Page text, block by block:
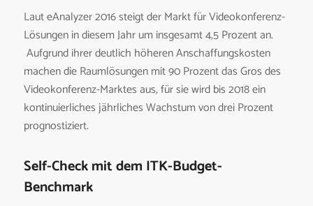
Laut eAnalyzer 2016 steigt der Markt für Videokonferenz-
Lösungen in diesem Jahr um insgesamt 4,5 Prozent an.
Aufgrund ihrer deutlich höheren Anschaffungskosten
machen die Raumlösungen mit 90 Prozent das Gros des
Videokonferenz-Marktes aus, für sie wird bis 2018 ein
kontinuierliches jährliches Wachstum von drei Prozent
prognostiziert.
Self-Check mit dem ITK-Budget-
Benchmark